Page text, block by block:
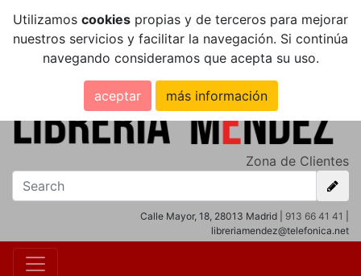
Utilizamos cookies propias y de terceros para mejorar
nuestros servicios y facilitar la navegación. Si continúa
navegando consideramos que acepta su uso.
aceptar más información
Zona de Clientes
Calle Mayor, 18, 28013 Madrid | 913 66 41 41
libreriamendez@telefonica.net